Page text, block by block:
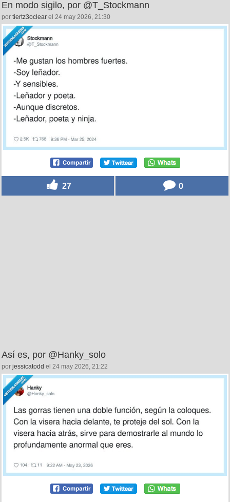
En modo sigilo, por @T_Stockmann
por tiertz3oclear el 24 may 2026, 21:30
27 0
Así es, por @Hanky_solo
por jessicatodd el 24 may 2026, 21:22